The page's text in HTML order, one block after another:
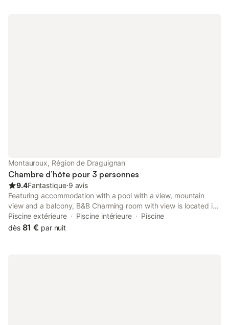
Montauroux, Région de Draguignan
Chambre d’hôte pour 3 personnes
9.4Fantastique⋅9 avis
Featuring accommodation with a pool with a view, mountain
view and a balcony, B&B Charming room with view is located in
Montauroux. This property offers access to a terrace, free
private parking and free WiFi.
Piscine extérieure Piscine intérieure
Piscine
dès 81 € par nuit